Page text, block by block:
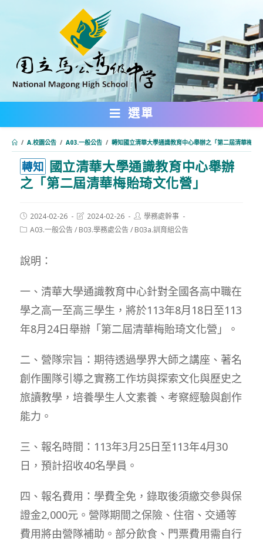
內
選單
/ A.校園公告 / A03.一般公告 / 轉知國立清華大學通識教育中心舉辦之「第二屆清華梅貽
轉知 國立清華大學通識教育中心舉辦
之「第二屆清華梅貽琦文化營」
Post
published:
2024-02-26
Post
modified:
2024-02-26
Post
author:
學務處幹事
PostA03.一般公告/ B03.學務處公告/ B03a.訓育組公告
說明：
一、清華大學通識教育中心針對全國各高中職在
學之高一至高三學生，將於113年8月18日至113
年8月24日舉辦「第二屆清華梅貽琦文化營」。
二、營隊宗旨：期待透過學界大師之講座、著名
創作團隊引導之實務工作坊與探索文化與歷史之
旅讀教學，培養學生人文素養、考察經驗與創作
能力。
三、報名時間：113年3月25日至113年4月30
日，預計招收40名學員。
四、報名費用：學費全免，錄取後須繳交參與保
證金2,000元。營隊期間之保險、住宿、交通等
費用將由營隊補助。部分飲食、門票費用需自行